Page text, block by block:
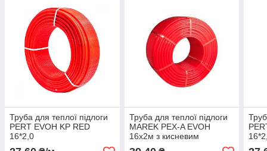
Труба для теплої підлоги
PERT EVOH KP RED
16*2,0
Труба для теплої підлоги
MAREK PEX-A EVOH
16x2м з кисневим
бар'єром